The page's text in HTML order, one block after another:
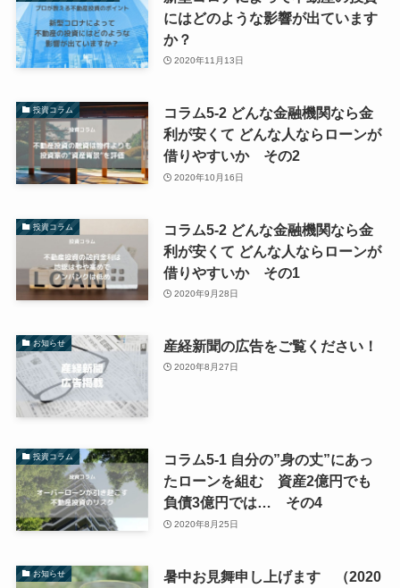
にはどのような影響が出ています
か？
2020年11月13日
投資コラム
コラム5-2 どんな金融機関なら金
利が安くて どんな人ならローンが
借りやすいか その2
2020年10月16日
投資コラム
コラム5-2 どんな金融機関なら金
利が安くて どんな人ならローンが
借りやすいか その1
2020年9月28日
お知らせ 産経新聞の広告をご覧ください！
2020年8月27日
投資コラム
コラム5-1 自分の”身の丈”にあっ
たローンを組む 資産2億円でも
負債3億円では… その4
2020年8月25日
お知らせ
暑中お見舞申し上げます （2020